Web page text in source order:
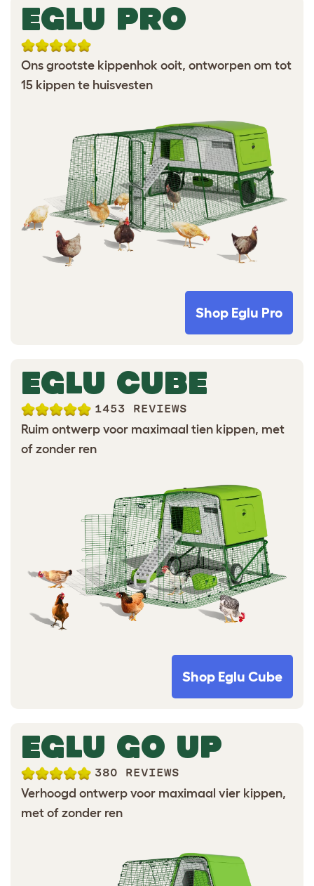
EGLU PRO
Ons grootste kippenhok ooit, ontworpen om tot
15 kippen te huisvesten
Shop Eglu Pro
EGLU CUBE
1453 REVIEWS
Ruim ontwerp voor maximaal tien kippen, met
of zonder ren
Shop Eglu Cube
EGLU GO UP
380 REVIEWS
Verhoogd ontwerp voor maximaal vier kippen,
met of zonder ren